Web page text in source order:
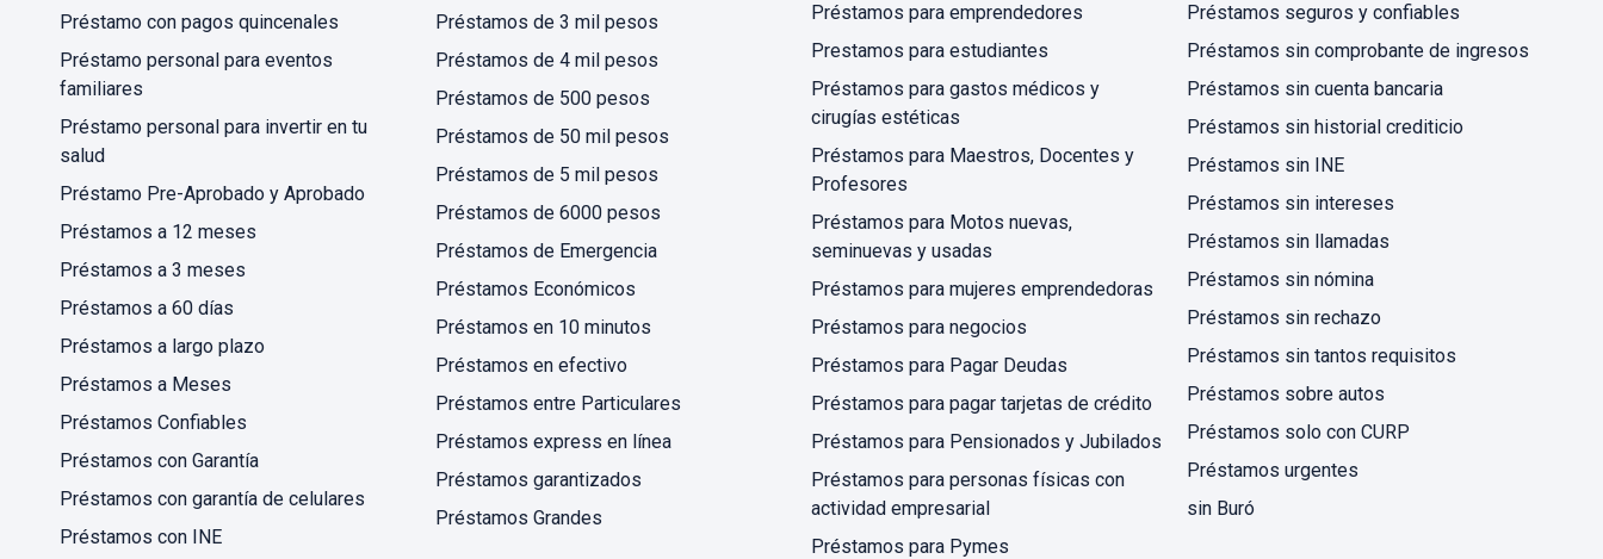
Préstamo con pagos quincenales
Préstamo personal para eventos
familiares
Préstamo personal para invertir en tu
salud
Préstamo Pre-Aprobado y Aprobado
Préstamos a 12 meses
Préstamos a 3 meses
Préstamos a 60 días
Préstamos a largo plazo
Préstamos a Meses
Préstamos Confiables
Préstamos con Garantía
Préstamos con garantía de celulares
Préstamos con INE
Préstamos de 3 mil pesos
Préstamos de 4 mil pesos
Préstamos de 500 pesos
Préstamos de 50 mil pesos
Préstamos de 5 mil pesos
Préstamos de 6000 pesos
Préstamos de Emergencia
Préstamos Económicos
Préstamos en 10 minutos
Préstamos en efectivo
Préstamos entre Particulares
Préstamos express en línea
Préstamos garantizados
Préstamos Grandes
Préstamos para emprendedores
Prestamos para estudiantes
Préstamos para gastos médicos y
cirugías estéticas
Préstamos para Maestros, Docentes y
Profesores
Préstamos para Motos nuevas,
seminuevas y usadas
Préstamos para mujeres emprendedoras
Préstamos para negocios
Préstamos para Pagar Deudas
Préstamos para pagar tarjetas de crédito
Préstamos para Pensionados y Jubilados
Préstamos para personas físicas con
actividad empresarial
Préstamos para Pymes
Préstamos seguros y confiables
Préstamos sin comprobante de ingresos
Préstamos sin cuenta bancaria
Préstamos sin historial crediticio
Préstamos sin INE
Préstamos sin intereses
Préstamos sin llamadas
Préstamos sin nómina
Préstamos sin rechazo
Préstamos sin tantos requisitos
Préstamos sobre autos
Préstamos solo con CURP
Préstamos urgentes
sin Buró